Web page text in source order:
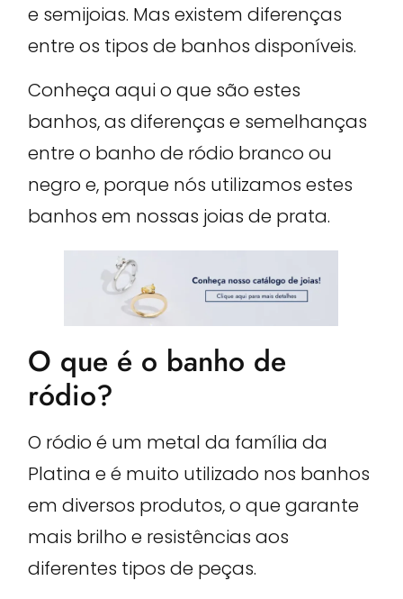
e semijoias. Mas existem diferenças
entre os tipos de banhos disponíveis.
Conheça aqui o que são estes
banhos, as diferenças e semelhanças
entre o banho de ródio branco ou
negro e, porque nós utilizamos estes
banhos em nossas joias de prata.
O que é o banho de
ródio?
O ródio é um metal da família da
Platina e é muito utilizado nos banhos
em diversos produtos, o que garante
mais brilho e resistências aos
diferentes tipos de peças.